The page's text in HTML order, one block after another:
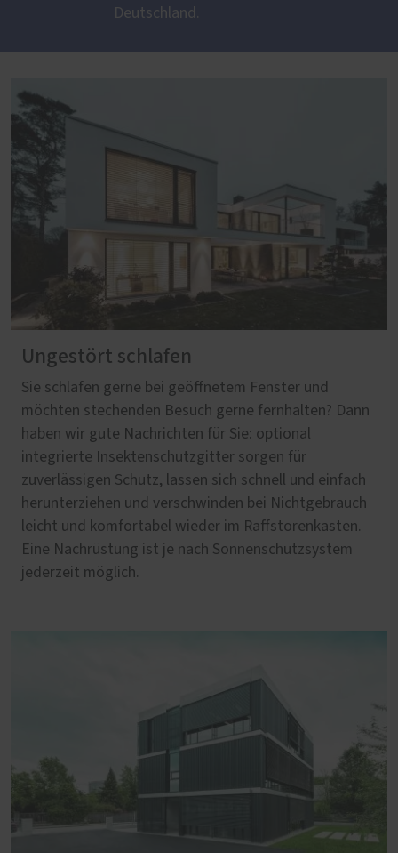
Deutschland.
Ungestört schlafen
Sie schlafen gerne bei geöffnetem Fenster und
möchten stechenden Besuch gerne fernhalten? Dann
haben wir gute Nachrichten für Sie: optional
integrierte Insektenschutzgitter sorgen für
zuverlässigen Schutz, lassen sich schnell und einfach
herunterziehen und verschwinden bei Nichtgebrauch
leicht und komfortabel wieder im Raffstorenkasten.
Eine Nachrüstung ist je nach Sonnenschutzsystem
jederzeit möglich.